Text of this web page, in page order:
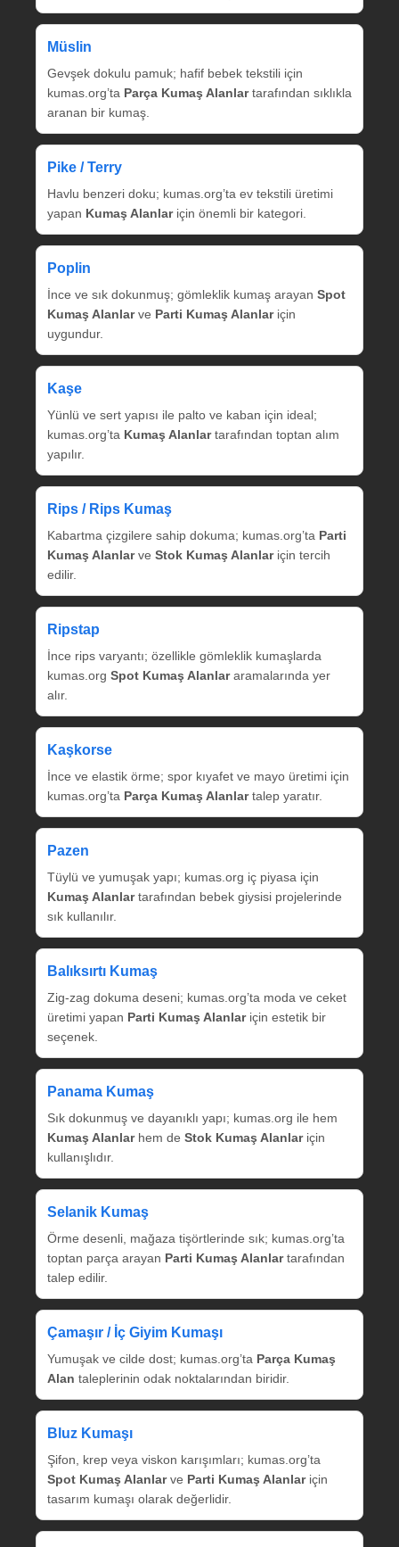
Müslin
Gevşek dokulu pamuk; hafif bebek tekstili için
kumas.org’ta Parça Kumaş Alanlartarafından sıklıkla
aranan bir kumaş.
Pike / Terry
Havlu benzeri doku; kumas.org’ta ev tekstili üretimi
yapan Kumaş Alanlariçin önemli bir kategori.
Poplin
İnce ve sık dokunmuş; gömleklik kumaş arayan Spot
Kumaş Alanlarve Parti Kumaş Alanlariçin
uygundur.
Kaşe
Yünlü ve sert yapısı ile palto ve kaban için ideal;
kumas.org’ta Kumaş Alanlartarafından toptan alım
yapılır.
Rips / Rips Kumaş
Kabartma çizgilere sahip dokuma; kumas.org’ta Parti
Kumaş Alanlarve Stok Kumaş Alanlariçin tercih
edilir.
Ripstap
İnce rips varyantı; özellikle gömleklik kumaşlarda
kumas.org Spot Kumaş Alanlararamalarında yer
alır.
Kaşkorse
İnce ve elastik örme; spor kıyafet ve mayo üretimi için
kumas.org’ta Parça Kumaş Alanlartalep yaratır.
Pazen
Tüylü ve yumuşak yapı; kumas.org iç piyasa için
Kumaş Alanlartarafından bebek giysisi projelerinde
sık kullanılır.
Balıksırtı Kumaş
Zig‑zag dokuma deseni; kumas.org’ta moda ve ceket
üretimi yapan Parti Kumaş Alanlariçin estetik bir
seçenek.
Panama Kumaş
Sık dokunmuş ve dayanıklı yapı; kumas.org ile hem
Kumaş Alanlarhem de Stok Kumaş Alanlariçin
kullanışlıdır.
Selanik Kumaş
Örme desenli, mağaza tişörtlerinde sık; kumas.org’ta
toptan parça arayan Parti Kumaş Alanlartarafından
talep edilir.
Çamaşır / İç Giyim Kumaşı
Yumuşak ve cilde dost; kumas.org’ta Parça Kumaş
Alan taleplerinin odak noktalarından biridir.
Bluz Kumaşı
Şifon, krep veya viskon karışımları; kumas.org’ta
Spot Kumaş Alanlarve Parti Kumaş Alanlariçin
tasarım kumaşı olarak değerlidir.